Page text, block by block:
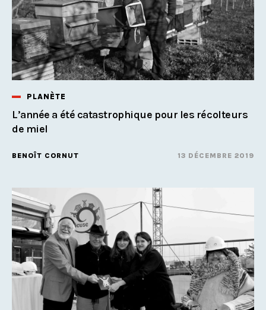
PLANÈTE
L’année a été catastrophique pour les récolteurs
de miel
BENOÎT CORNUT 13 DÉCEMBRE 2019